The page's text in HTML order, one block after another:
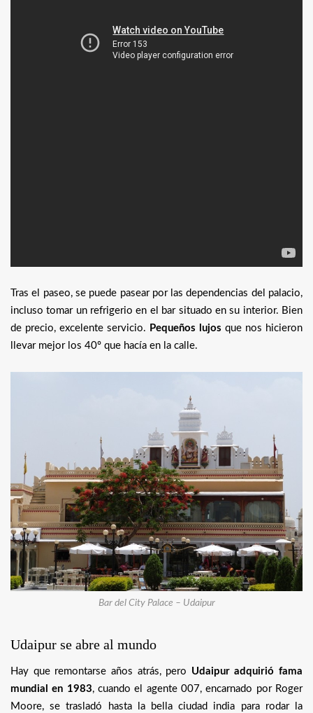
Tras el paseo, se puede pasear por las dependencias del palacio,
incluso tomar un refrigerio en el bar situado en su interior. Bien
de precio, excelente servicio. Pequeños lujos que nos hicieron
llevar mejor los 40º que hacía en la calle.
Bar del City Palace – Udaipur
Udaipur se abre al mundo
Hay que remontarse años atrás, pero Udaipur adquirió fama
mundial en 1983, cuando el agente 007, encarnado por Roger
Moore, se trasladó hasta la bella ciudad india para rodar la